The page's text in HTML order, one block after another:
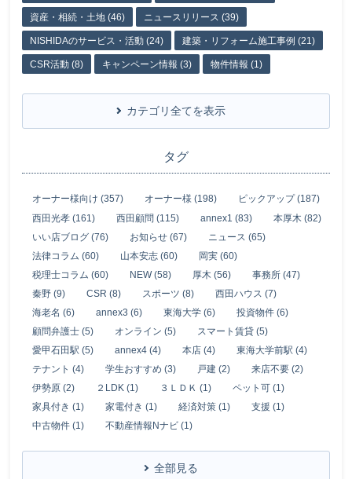
資産・相続・土地 (46) ニュースリリース (39)
NISHIDAのサービス・活動 (24) 建築・リフォーム施工事例 (21)
CSR活動 (8) キャンペーン情報 (3) 物件情報 (1)
カテゴリ全てを表示
タグ
オーナー様向け (357) オーナー様 (198)
ピックアップ (187)
西田光孝 (161)
西田顧問 (115) annex1 (83)
本厚木 (82)
いい店ブログ (76)
お知らせ (67)
ニュース (65)
法律コラム (60)
山本安志 (60)
岡実 (60)
税理士コラム (60)
NEW (58) 厚木 (56)
事務所 (47)
秦野 (9)
CSR (8) スポーツ (8)
西田ハウス (7)
海老名 (6)
annex3 (6) 東海大学 (6)
投資物件 (6)
顧問弁護士 (5)
オンライン (5)
スマート賃貸 (5)
愛甲石田駅 (5)
annex4 (4) 本店 (4)
東海大学前駅 (4)
テナント (4)
学生おすすめ (3) 戸建 (2)
来店不要 (2)
伊勢原 (2)
２LDK (1) ３ＬＤＫ (1)
ペット可 (1)
家具付き (1)
家電付き (1) 経済対策 (1)
支援 (1)
中古物件 (1)
不動産情報Nナビ (1)
全部見る